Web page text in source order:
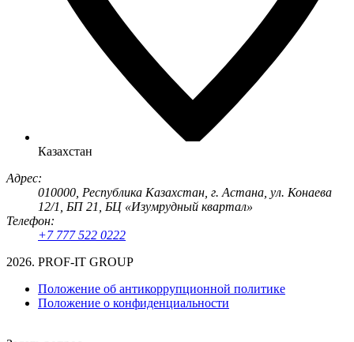
Казахстан
Адрес:
010000, Республика Казахстан, г. Астана, ул. Конаева
12/1, БП 21, БЦ «Изумрудный квартал»
Телефон:
+7 777 522 0222
2026. PROF-IT GROUP
Положение об антикоррупционной политике
Положение о конфиденциальности